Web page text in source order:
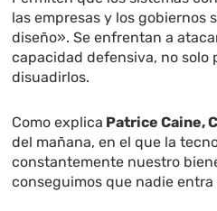
las empresas y los gobiernos
diseño». Se enfrentan a
capacidad defensiva, no solo
disuadirlos.
Como explica Patrice Caine,
del mañana, en el que la
constantemente nuestro
conseguimos que nadie